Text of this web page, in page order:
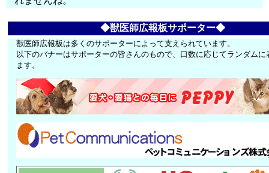
◆獣医師広報板サポーター◆
獣医師広報板は多くのサポーターによって支えられています。
以下のバナーはサポーターの皆さんのもので、口数に応じてランダムに
ます。